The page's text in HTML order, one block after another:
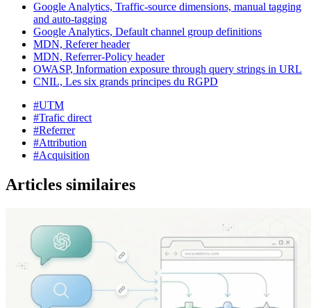
Google Analytics, Traffic-source dimensions, manual tagging
and auto-tagging
Google Analytics, Default channel group definitions
MDN, Referer header
MDN, Referrer-Policy header
OWASP, Information exposure through query strings in URL
CNIL, Les six grands principes du RGPD
#UTM
#Trafic direct
#Referrer
#Attribution
#Acquisition
Articles similaires